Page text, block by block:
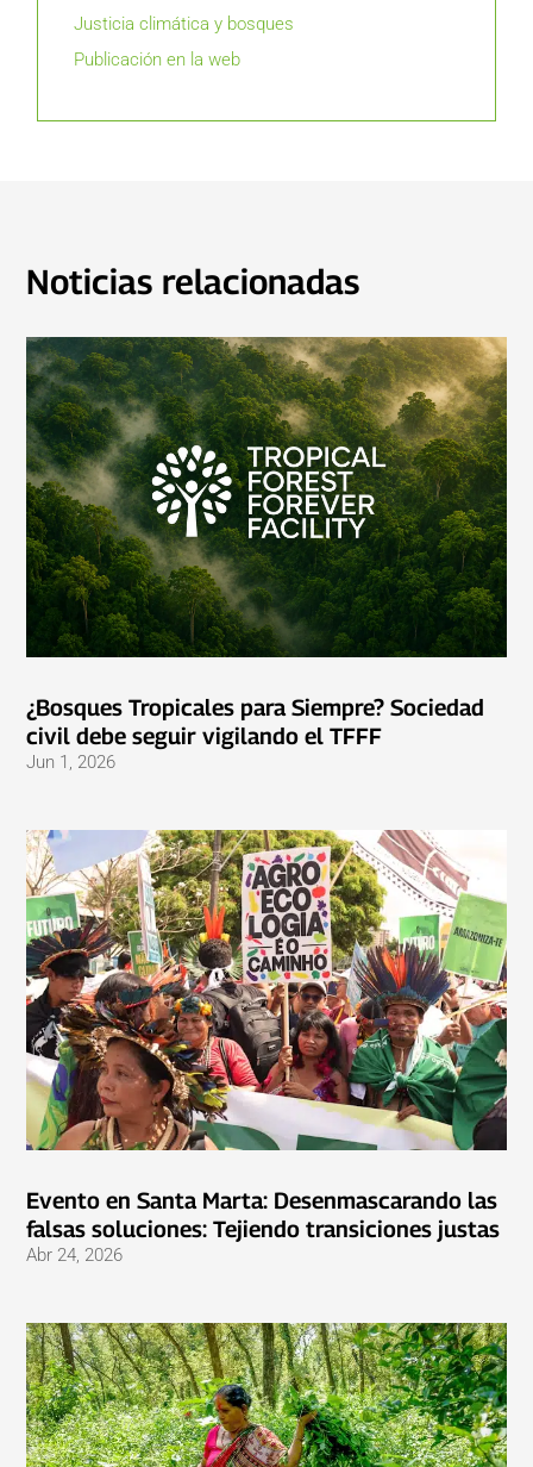
Justicia climática y bosques
Publicación en la web
Noticias relacionadas
¿Bosques Tropicales para Siempre? Sociedad
civil debe seguir vigilando el TFFF
Jun 1, 2026
Evento en Santa Marta: Desenmascarando las
falsas soluciones: Tejiendo transiciones justas
Abr 24, 2026